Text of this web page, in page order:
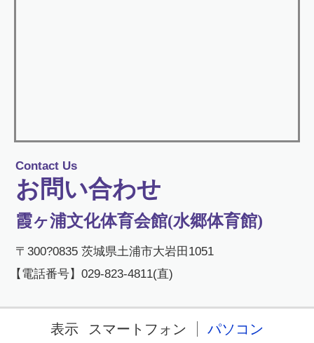
Contact Us
お問い合わせ
霞ヶ浦文化体育会館(水郷体育館)
〒300?0835 茨城県土浦市大岩田1051
【電話番号】029-823-4811(直)
表示 スマートフォン パソコン